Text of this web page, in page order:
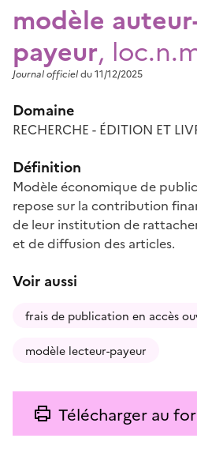
modèle
payeur,
Journal officieldu 11/12/2025
Domaine
RECHERCHE - ÉDITION ET
Définition
Modèle économique de
repose sur la contribution
de leur institution de
et de diffusion des articles.
Voir aussi
frais de publication en accès
modèle lecteur-payeur
Télécharger au